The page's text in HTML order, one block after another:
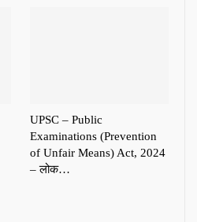
UPSC – Public
Examinations (Prevention
of Unfair Means) Act, 2024
– लोक…